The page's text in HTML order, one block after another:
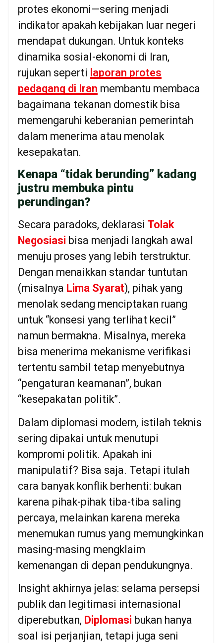
protes ekonomi—sering menjadi
indikator apakah kebijakan luar negeri
mendapat dukungan. Untuk konteks
dinamika sosial-ekonomi di Iran,
rujukan seperti laporan protes
pedagang di Iran membantu membaca
bagaimana tekanan domestik bisa
memengaruhi keberanian pemerintah
dalam menerima atau menolak
kesepakatan.
Kenapa “tidak berunding” kadang
justru membuka pintu
perundingan?
Secara paradoks, deklarasi Tolak
Negosiasi bisa menjadi langkah awal
menuju proses yang lebih terstruktur.
Dengan menaikkan standar tuntutan
(misalnya Lima Syarat), pihak yang
menolak sedang menciptakan ruang
untuk “konsesi yang terlihat kecil”
namun bermakna. Misalnya, mereka
bisa menerima mekanisme verifikasi
tertentu sambil tetap menyebutnya
“pengaturan keamanan”, bukan
“kesepakatan politik”.
Dalam diplomasi modern, istilah teknis
sering dipakai untuk menutupi
kompromi politik. Apakah ini
manipulatif? Bisa saja. Tetapi itulah
cara banyak konflik berhenti: bukan
karena pihak-pihak tiba-tiba saling
percaya, melainkan karena mereka
menemukan rumus yang memungkinkan
masing-masing mengklaim
kemenangan di depan pendukungnya.
Insight akhirnya jelas: selama persepsi
publik dan legitimasi internasional
diperebutkan, Diplomasi bukan hanya
soal isi perjanjian, tetapi juga seni